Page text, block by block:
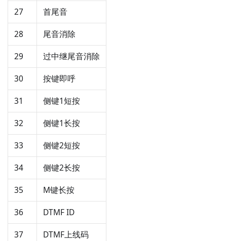
27
首尾音
28
尾音消除
29
过中继尾音消除
30
按键即呼
31
侧键1短按
32
侧键1长按
33
侧键2短按
34
侧键2长按
35
M键长按
36
DTMF ID
37
DTMF上线码